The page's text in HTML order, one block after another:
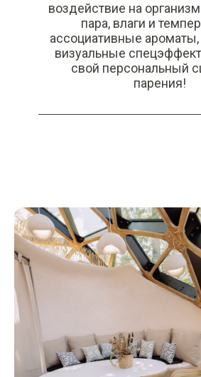
воздействие на
пара, влаги и
ассоциативные
визуальные
свой персональный
парения!